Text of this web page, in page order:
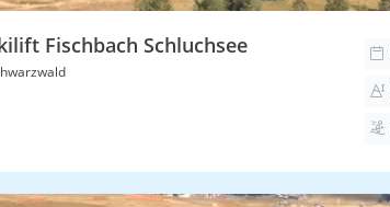
Fischbach Schluchsee